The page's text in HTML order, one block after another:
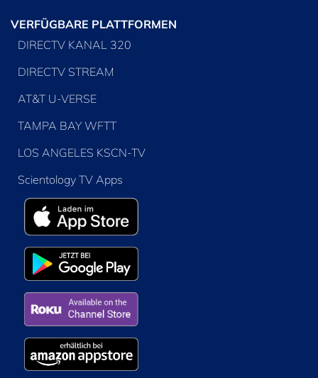
VERFÜGBARE PLATTFORMEN
DIRECTV KANAL 320
DIRECTV STREAM
AT&T U-VERSE
TAMPA BAY WFTT
LOS ANGELES KSCN-TV
Scientology TV Apps